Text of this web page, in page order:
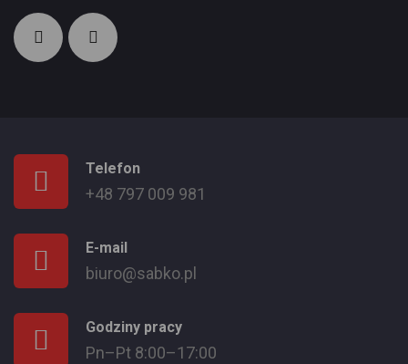
Telefon
+48 797 009 981
E-mail
biuro@sabko.pl
Godziny pracy
Pn–Pt 8:00–17:00